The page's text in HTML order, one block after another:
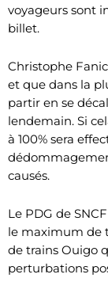
voyageurs sont
billet.
Christophe
et que dans la
partir en se
lendemain. Si
à 100% sera
causés.
Le PDG de
le maximum de
de trains Ouigo
perturbations